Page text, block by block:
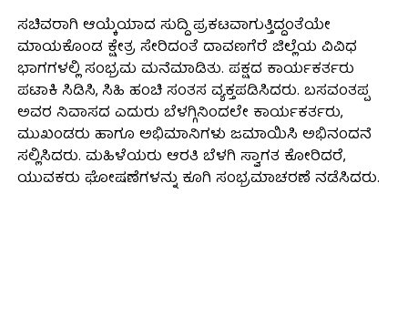
ಸಚಿವರಾಗಿ ಆಯ್ಕೆಯಾದ ಸುದ್ದಿ ಪ್ರಕಟವಾಗುತ್ತಿದ್ದಂತೆಯೇ
ಮಾಯಕೊಂಡ ಕ್ಷೇತ್ರ ಸೇರಿದಂತೆ ದಾವಣಗೆರೆ ಜಿಲ್ಲೆಯ ವಿವಿಧ
ಭಾಗಗಳಲ್ಲಿ ಸಂಭ್ರಮ ಮನೆಮಾಡಿತು. ಪಕ್ಷದ ಕಾರ್ಯಕರ್ತರು
ಪಟಾಕಿ ಸಿಡಿಸಿ, ಸಿಹಿ ಹಂಚಿ ಸಂತಸ ವ್ಯಕ್ತಪಡಿಸಿದರು. ಬಸವಂತಪ್ಪ
ಅವರ ನಿವಾಸದ ಎದುರು ಬೆಳಗ್ಗಿನಿಂದಲೇ ಕಾರ್ಯಕರ್ತರು,
ಮುಖಂಡರು ಹಾಗೂ ಅಭಿಮಾನಿಗಳು ಜಮಾಯಿಸಿ ಅಭಿನಂದನೆ
ಸಲ್ಲಿಸಿದರು. ಮಹಿಳೆಯರು ಆರತಿ ಬೆಳಗಿ ಸ್ವಾಗತ ಕೋರಿದರೆ,
ಯುವಕರು ಘೋಷಣೆಗಳನ್ನು ಕೂಗಿ ಸಂಭ್ರಮಾಚರಣೆ ನಡೆಸಿದರು.